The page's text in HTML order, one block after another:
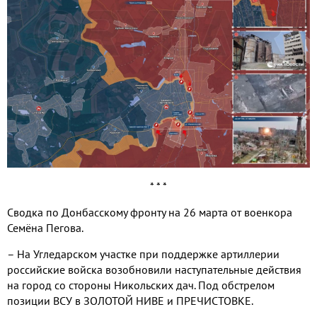
* * *
Сводка по Донбасскому фронту на 26 марта от военкора
Семёна Пегова.
– На Угледарском участке при поддержке артиллерии
российские войска возобновили наступательные действия
на город со стороны Никольских дач. Под обстрелом
позиции ВСУ в ЗОЛОТОЙ НИВЕ и ПРЕЧИСТОВКЕ.